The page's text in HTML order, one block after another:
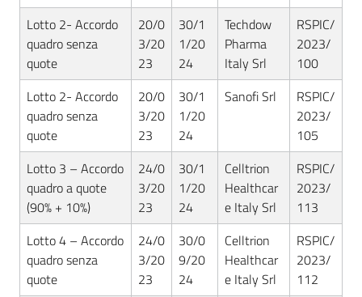
Lotto 2- Accordo
quadro senza
quote
20/0
3/20
23
30/1
1/20
24
Techdow
Pharma
Italy Srl
RSPIC/
2023/
100
Lotto 2- Accordo
quadro senza
quote
20/0
3/20
23
30/1
1/20
24
Sanofi Srl
RSPIC/
2023/
105
Lotto 3 – Accordo
quadro a quote
(90% + 10%)
24/0
3/20
23
30/1
1/20
24
Celltrion
Healthcar
e Italy Srl
RSPIC/
2023/
113
Lotto 4 – Accordo
quadro senza
quote
24/0
3/20
23
30/0
9/20
24
Celltrion
Healthcar
e Italy Srl
RSPIC/
2023/
112